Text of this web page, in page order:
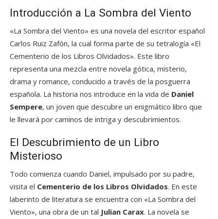
Introducción a La Sombra del Viento
«La Sombra del Viento» es una novela del escritor español
Carlos Ruiz Zafón, la cual forma parte de su tetralogía «El
Cementerio de los Libros Olvidados». Este libro
representa una mezcla entre novela gótica, misterio,
drama y romance, conducido a través de la posguerra
española. La historia nos introduce en la vida de Daniel
Sempere, un joven que descubre un enigmático libro que
le llevará por caminos de intriga y descubrimientos.
El Descubrimiento de un Libro
Misterioso
Todo comienza cuando Daniel, impulsado por su padre,
visita el Cementerio de los Libros Olvidados. En este
laberinto de literatura se encuentra con «La Sombra del
Viento», una obra de un tal Julian Carax. La novela se